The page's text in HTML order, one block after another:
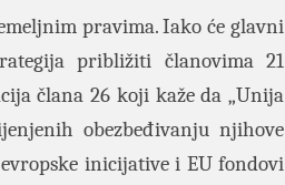
pravima. Iako će glavni
približiti članovima 21
člana 26 koji kaže da „Unija
obezbeđivanju njihove
inicijative i EU fondovi